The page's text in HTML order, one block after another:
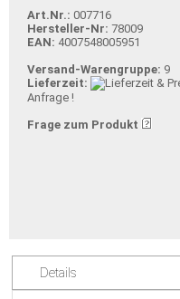
Art.Nr.: 007716
Hersteller-Nr: 78009
EAN: 4007548005951
Versand-Warengruppe: 9
Lieferzeit:
Anfrage !
Frage zum Produkt
Details